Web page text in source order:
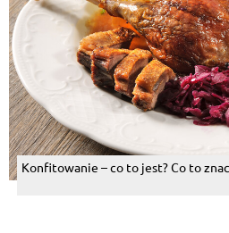
Konfitowanie – co to jest? Co to